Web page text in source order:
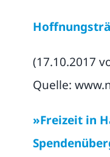
(17.10.2017
Quelle:
»Freizeit in